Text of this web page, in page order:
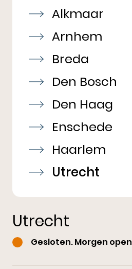
Alkmaar
Arnhem
Breda
Den Bosch
Den Haag
Enschede
Haarlem
Utrecht
Utrecht
Gesloten. Morgen open